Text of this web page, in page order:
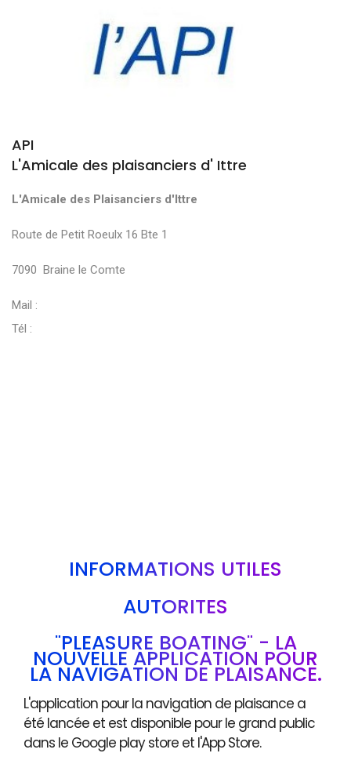
API
L'Amicale des plaisanciers d' Ittre
L'Amicale des Plaisanciers d'Ittre
Route de Petit Roeulx 16 Bte 1
7090 Braine le Comte
Mail :
Tél :
INFORMATIONS UTILES
AUTORITÉS
"PLEASURE BOATING" - LA
NOUVELLE APPLICATION POUR
LA NAVIGATION DE PLAISANCE.
L'application pour la navigation de plaisance a
été lancée et est disponible pour le grand public
dans le Google play store et l'App Store.